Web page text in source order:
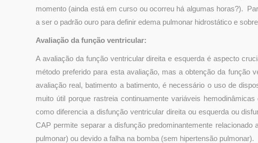
momento (ainda está em curso ou ocorreu há algumas horas?).
a ser o padrão ouro para definir edema pulmonar hidrostático e
Avaliação da função ventricular:
A avaliação da função ventricular direita e esquerda é aspecto
método preferido para esta avaliação, mas a obtenção da função
avaliação real, batimento a batimento, é necessário o uso de
muito útil porque rastreia continuamente variáveis
como diferencia a disfunção ventricular direita ou esquerda ou
CAP permite separar a disfunção predominantemente
pulmonar) ou devido a falha na bomba (sem hipertensão pulmonar).